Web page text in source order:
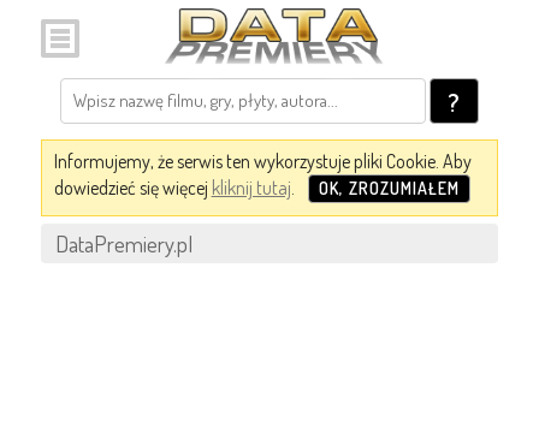
?
Informujemy, że serwis ten wykorzystuje pliki Cookie. Aby
dowiedzieć się więcej kliknij tutaj. OK, ZROZUMIAŁEM
DataPremiery.pl